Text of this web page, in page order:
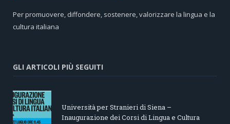
Per promuovere, diffondere, sostenere, valorizzare la lingua e la
cultura italiana
GLI ARTICOLI PIÙ SEGUITI
Università per Stranieri di Siena –
Inaugurazione dei Corsi di Lingua e Cultura